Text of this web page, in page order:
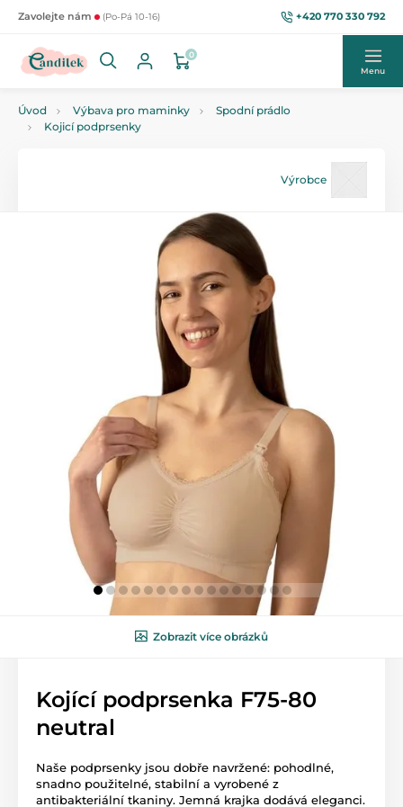
Zavolejte nám (Po-Pá 10-16) +420 770 330 792
0
Menu
Úvod Výbava pro maminky
Spodní prádlo
Kojicí podprsenky
Výrobce
Zobrazit více obrázků
Kojící podprsenka F75-80
neutral
Naše podprsenky jsou dobře navržené: pohodlné,
snadno použitelné, stabilní a vyrobené z
antibakteriální tkaniny. Jemná krajka dodává eleganci.